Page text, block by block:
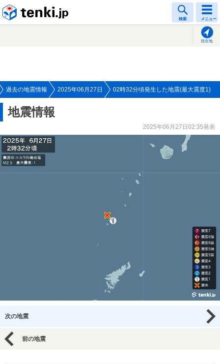
検索 メニュー
現在地
過去の地震情報 2025年06月27日 02時32分頃発生した地震(最大震度1)
地震情報
2025年06月27日02:35発表
次の地震
前の地震